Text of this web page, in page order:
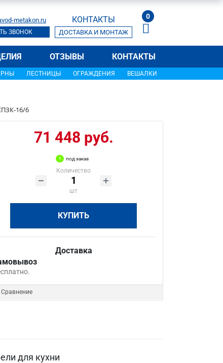
metakon.ru
ЗВОНОК
КОНТАКТЫ
ДОСТАВКА И МОНТАЖ
0
ОТЗЫВЫ КОНТАКТЫ
ЛЕСТНИЦЫ ОГРАЖДЕНИЯ ВЕШАЛКИ
16/6
71 448 руб.
под заказ
Количество
шт
КУПИТЬ
Доставка
Сравнение
для кухни